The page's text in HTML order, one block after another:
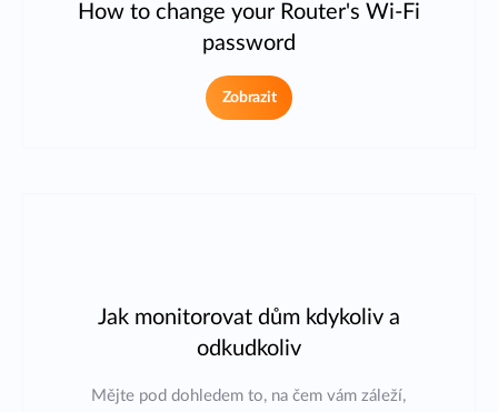
How to change your Router's Wi-Fi
password
Zobrazit
Jak monitorovat dům kdykoliv a
odkudkoliv
Mějte pod dohledem to, na čem vám záleží,